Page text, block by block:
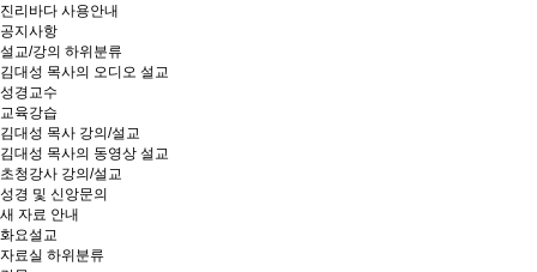
진리바다 사용안내
공지사항
설교/강의 하위분류
김대성 목사의 오디오 설교
성경교수
교육강습
김대성 목사 강의/설교
김대성 목사의 동영상 설교
초청강사 강의/설교
성경 및 신앙문의
새 자료 안내
화요설교
자료실 하위분류